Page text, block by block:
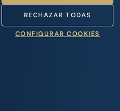
privacidad·Cookies
not templated, not AI.
RECHAZAR TODAS
CONFIGURAR COOKIES